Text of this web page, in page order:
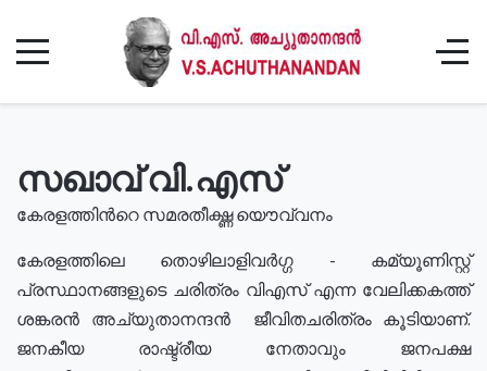
സഖാവ് വി.എസ്
കേരളത്തിൻറെ സമരതീക്ഷ്ണ യൌവ്വനം
കേരളത്തിലെ തൊഴിലാളിവർഗ്ഗ - കമ്യൂണിസ്റ്റ്
പ്രസ്ഥാനങ്ങളുടെ ചരിത്രം വിഎസ് എന്ന വേലിക്കകത്ത്
ശങ്കരൻ അച്യുതാനന്ദൻ ജീവിതചരിത്രം കൂടിയാണ്.
ജനകീയ രാഷ്ട്രീയ നേതാവും ജനപക്ഷ